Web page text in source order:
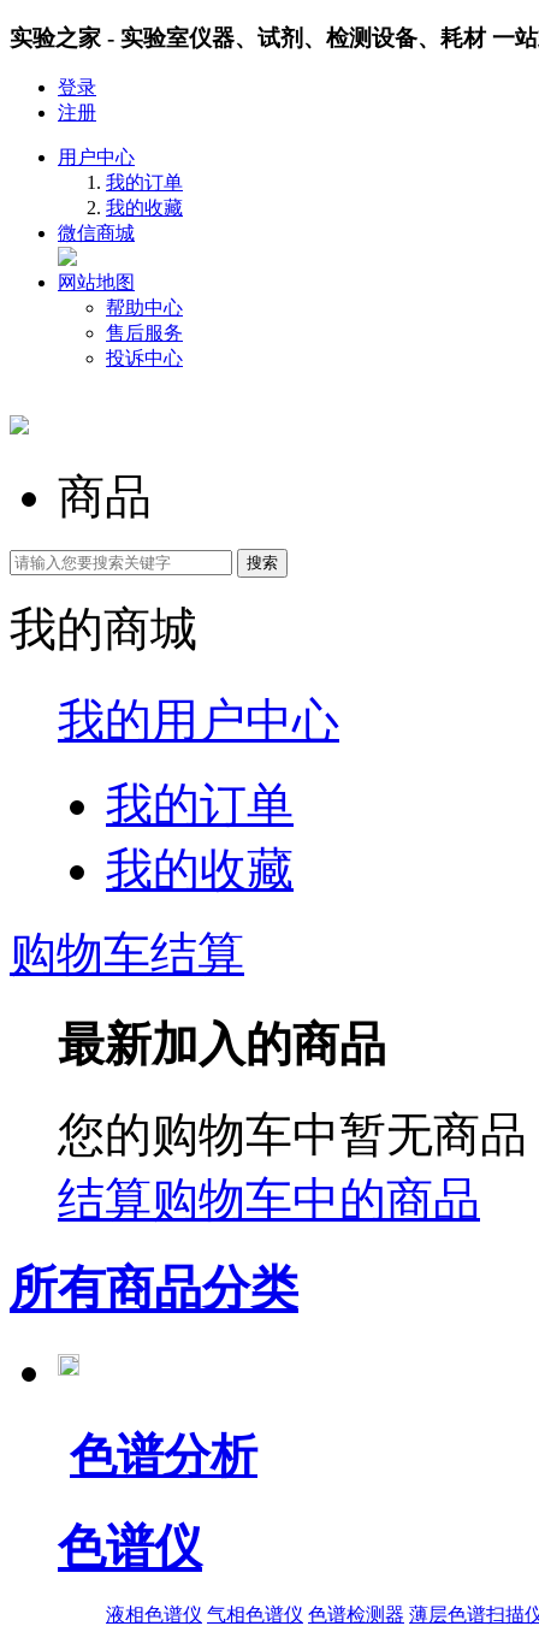
实验之家 - 实验室仪器、试剂、检测设备、耗材 一
登录
注册
用户中心
我的订单
我的收藏
微信商城
网站地图
帮助中心
售后服务
投诉中心
商品
我的商城
我的用户中心
我的订单
我的收藏
购物车结算
最新加入的商品
您的购物车中暂无商
结算购物车中的商品
所有商品分类
色谱分析
色谱仪
液相色谱仪 气相色谱仪 色谱检测器 薄层色谱扫描